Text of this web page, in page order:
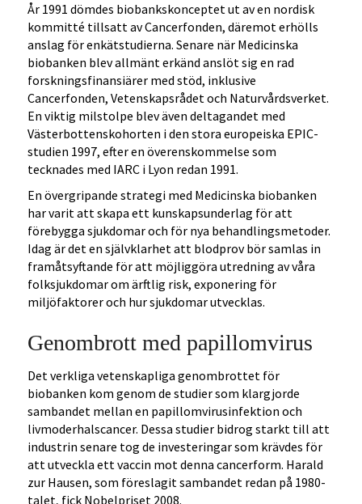
År 1991 dömdes biobankskonceptet ut av en nordisk
kommitté tillsatt av Cancerfonden, däremot erhölls
anslag för enkätstudierna. Senare när Medicinska
biobanken blev allmänt erkänd anslöt sig en rad
forskningsfinansiärer med stöd, inklusive
Cancerfonden, Vetenskapsrådet och Naturvårdsverket.
En viktig milstolpe blev även deltagandet med
Västerbottenskohorten i den stora europeiska EPIC-
studien 1997, efter en överenskommelse som
tecknades med IARC i Lyon redan 1991.
En övergripande strategi med Medicinska biobanken
har varit att skapa ett kunskapsunderlag för att
förebygga sjukdomar och för nya behandlingsmetoder.
Idag är det en självklarhet att blodprov bör samlas in
framåtsyftande för att möjliggöra utredning av våra
folksjukdomar om ärftlig risk, exponering för
miljöfaktorer och hur sjukdomar utvecklas.
Genombrott med papillomvirus
Det verkliga vetenskapliga genombrottet för
biobanken kom genom de studier som klargjorde
sambandet mellan en papillomvirusinfektion och
livmoderhalscancer. Dessa studier bidrog starkt till att
industrin senare tog de investeringar som krävdes för
att utveckla ett vaccin mot denna cancerform. Harald
zur Hausen, som föreslagit sambandet redan på 1980-
talet, fick Nobelpriset 2008.